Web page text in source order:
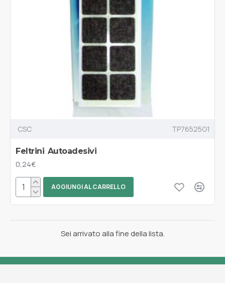
CSC TP76525G1
Feltrini Autoadesivi
0,24€
AGGIUNGI AL CARRELLO
Sei arrivato alla fine della lista.